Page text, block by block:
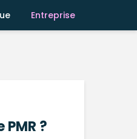
Entreprise
?